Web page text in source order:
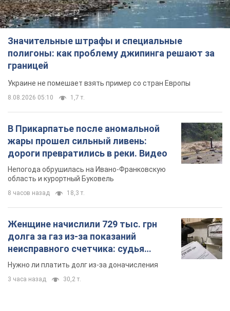
Значительные штрафы и специальные
полигоны: как проблему джипинга решают за
границей
Украине не помешает взять пример со стран Европы
8.08.2026 05:10 1,7 т.
В Прикарпатье после аномальной
жары прошел сильный ливень:
дороги превратились в реки. Видео
Непогода обрушилась на Ивано-Франковскую
область и курортный Буковель
8 часов назад 18,3 т.
Женщине начислили 729 тыс. грн
долга за газ из-за показаний
неисправного счетчика: судья
вынес неожиданное решение
Нужно ли платить долг из-за доначисления
3 часа назад 30,2 т.